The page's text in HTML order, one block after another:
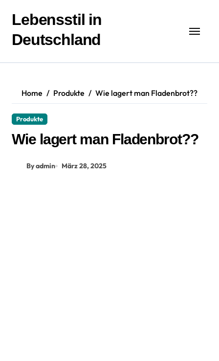
Inhalt
springen
Lebensstil in
Deutschland
Home Produkte Wie lagert man Fladenbrot??
Produkte
Wie lagert man Fladenbrot??
By admin März 28, 2025